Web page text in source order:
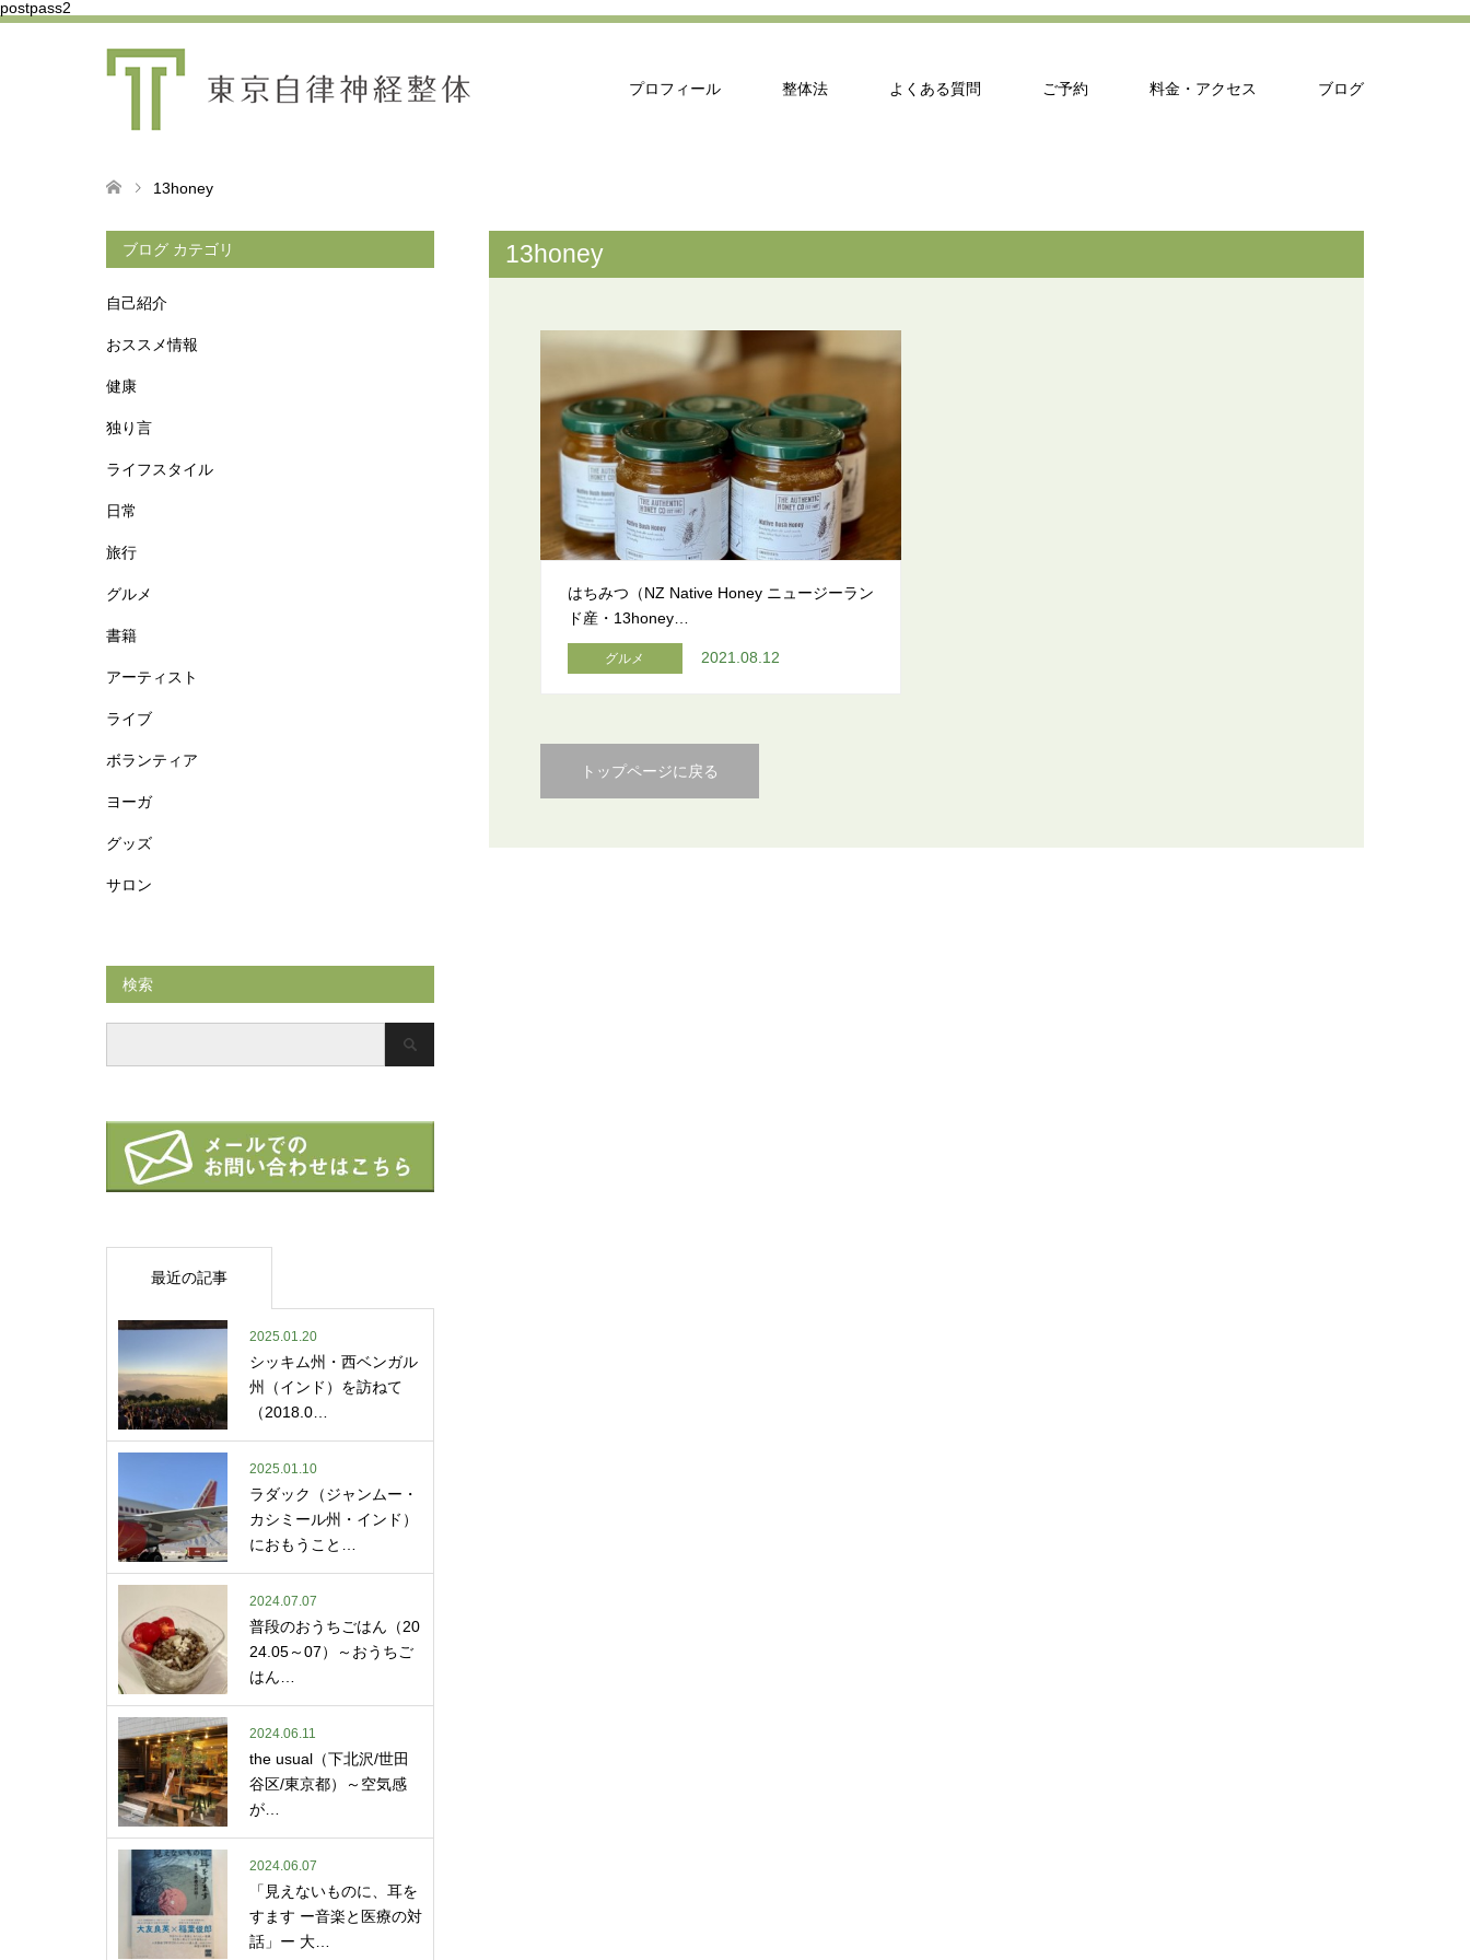
postpass2
プロフィール 整体法 よくある質問 ご予約 料金・アクセス ブログ
13honey
13honey
はちみつ（NZ Native Honey ニュージーラン
ド産・13honey…
グルメ 2021.08.12
トップページに戻る
ブログ カテゴリ
自己紹介
おススメ情報
健康
独り言
ライフスタイル
日常
旅行
グルメ
書籍
アーティスト
ライブ
ボランティア
ヨーガ
グッズ
サロン
検索
最近の記事
2025.01.20
シッキム州・西ベンガル
州（インド）を訪ねて
（2018.0…
2025.01.10
ラダック（ジャンムー・
カシミール州・インド）
におもうこと…
2024.07.07
普段のおうちごはん（20
24.05～07）～おうちご
はん…
2024.06.11
the usual（下北沢/世田
谷区/東京都）～空気感
が…
2024.06.07
「見えないものに、耳を
すます ー音楽と医療の対
話」ー 大…